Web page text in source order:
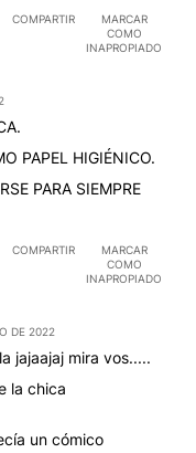
COMPARTIR
MARCAR
COMO
INAPROPIADO
PAPEL HIGIÉNICO.
PARA SIEMPRE
COMPARTIR
MARCAR
COMO
INAPROPIADO
DE 2022
jajaajaj mira vos.....
la chica
un cómico